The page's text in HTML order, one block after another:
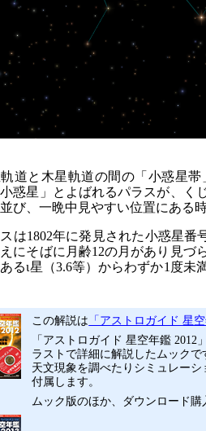
道と木星軌道の間の「小惑星
小惑星」とよばれるパラスが、
び、一晩中見やすい位置にある時
は1802年に発見された小惑星番
にそばに月齢12の月があり見づ
るι星（3.6等）からわずか1度
この解説は 「アストロガイド 星空
「アストロガイド 星空年鑑
ラストで詳細に解説したムック
天文現象を調べたりシミュレー
付属します。
ムック版のほか、ダウンロード購